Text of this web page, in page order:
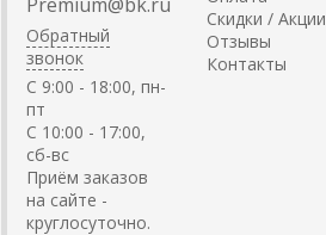
Обратный
звонок
C 9:00 - 18:00, пн-
пт
С 10:00 - 17:00,
сб-вс
Приём заказов
на сайте -
круглосуточно.
Скидки / Акции
Отзывы
Контакты